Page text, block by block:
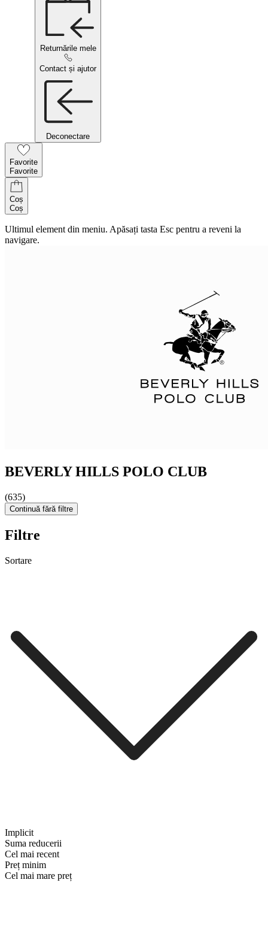
Returnările mele
Contact și ajutor
Deconectare
Favorite
Favorite
Coș
Coș
Ultimul element din meniu. Apăsați tasta Esc pentru a reveni la
navigare.
BEVERLY HILLS POLO CLUB
(635)
Continuă fără filtre
Filtre
Sortare
Implicit
Suma reducerii
Cel mai recent
Preț minim
Cel mai mare preț